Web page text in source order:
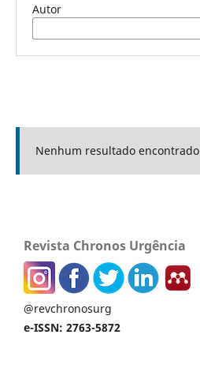
Autor
Nenhum resultado encontrado
Revista Chronos Urgência
@revchronosurg
e-ISSN: 2763-5872